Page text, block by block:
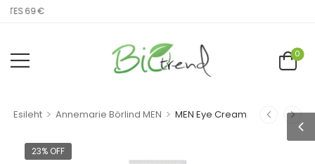
69 €
0
Esileht > Annemarie Börlind MEN > MEN Eye Cream
23% OFF